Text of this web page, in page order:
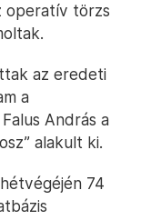
operatív törzs
az eredeti
a
András a
alakult ki.
74